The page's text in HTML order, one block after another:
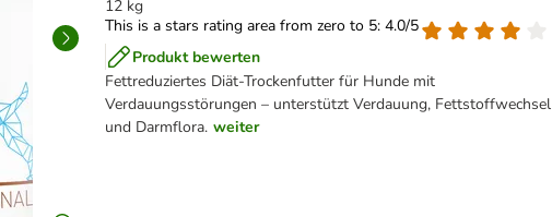
12 kg
This is a stars rating area from zero to 5: 4.0/5
Produkt bewerten
Fettreduziertes Diät-Trockenfutter für Hunde mit
Verdauungsstörungen – unterstützt Verdauung, Fettstoffwechsel
und Darmflora. weiter